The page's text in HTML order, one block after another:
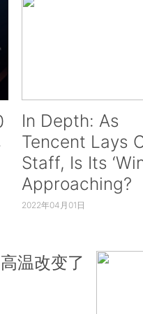
In Depth: As
Tencent Lays
Staff, Is Its
Approaching?
2022年04月01日
温改变了